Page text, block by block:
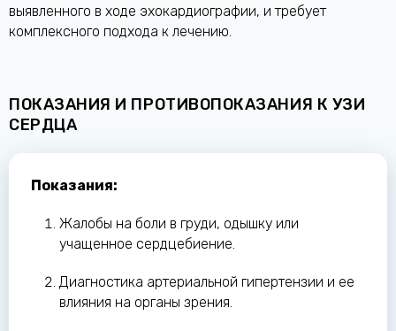
выявленного в ходе эхокардиографии, и требует
комплексного подхода к лечению.
ПОКАЗАНИЯ И ПРОТИВОПОКАЗАНИЯ К УЗИ
СЕРДЦА
Показания:
Жалобы на боли в груди, одышку или
учащенное сердцебиение.
Диагностика артериальной гипертензии и ее
влияния на органы зрения.